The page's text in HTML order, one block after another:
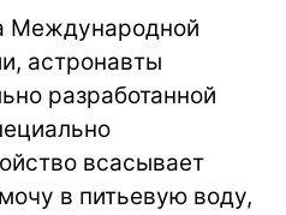
Международной
астронавты
разработанной
всасывает
в питьевую воду,